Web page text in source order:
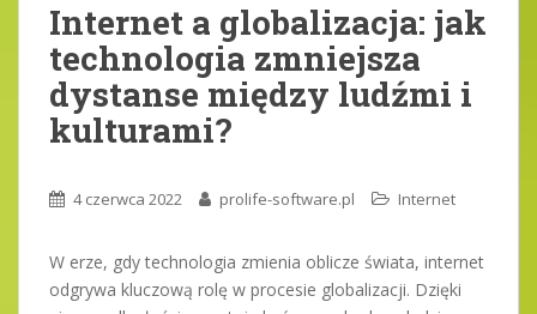
Internet a globalizacja: jak
technologia zmniejsza
dystanse między ludźmi i
kulturami?
4 czerwca 2022 prolife-software.pl Internet
W erze, gdy technologia zmienia oblicze świata, internet
odgrywa kluczową rolę w procesie globalizacji. Dzięki